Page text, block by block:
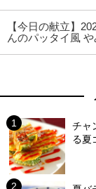
【今日の献立】
んのパッタイ風
チャ
る夏